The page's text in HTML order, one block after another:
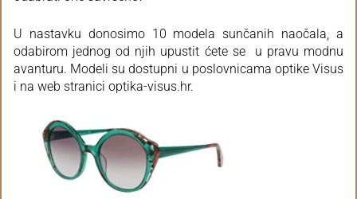
U nastavku donosimo 10 modela sunčanih naočala, a
odabirom jednog od njih upustit ćete se u pravu modnu
avanturu. Modeli su dostupni u poslovnicama optike Visus
i na web stranici optika-visus.hr.